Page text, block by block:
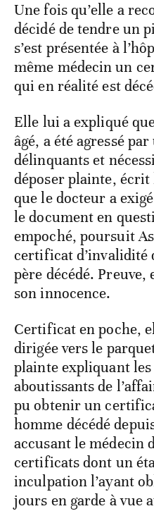
Une fois qu’elle a
décidé de tendre un
s’est présentée à
même médecin un
qui en réalité est
Elle lui a expliqué
âgé, a été agressé
délinquants et
déposer plainte,
que le docteur a
le document en
empoché, poursuit
certificat d’invalidité
père décédé.
son innocence.
Certificat en poche,
dirigée vers le
plainte expliquant
aboutissants de
pu obtenir un
homme décédé
accusant le médecin
certificats dont un
inculpation l’ayant
jours en garde à vue